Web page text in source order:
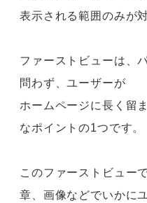
表示される範囲のみが
ファーストビューは、
問わず、ユーザーが
ホームページに長く留
なポイントの1つです。
このファーストビュー
章、画像などでいかに